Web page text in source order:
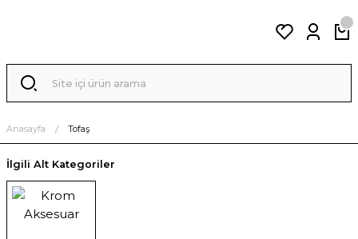
Anasayfa Tofaş
İlgili Alt Kategoriler